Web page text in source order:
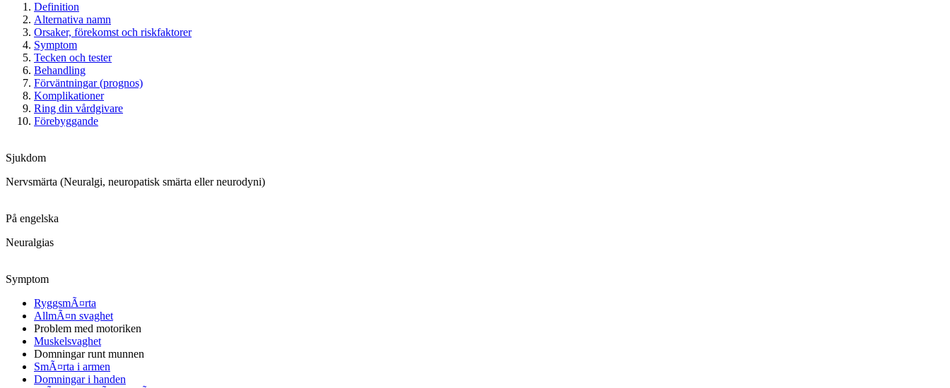
Definition
Alternativa namn
Orsaker, förekomst och riskfaktorer
Symptom
Tecken och tester
Behandling
Förväntningar (prognos)
Komplikationer
Ring din vårdgivare
Förebyggande
Sjukdom
Nervsmärta (Neuralgi, neuropatisk smärta eller neurodyni)
På engelska
Neuralgias
Symptom
RyggsmÃ¤rta
AllmÃ¤n svaghet
Problem med motoriken
Muskelsvaghet
Domningar runt munnen
SmÃ¤rta i armen
Domningar i handen